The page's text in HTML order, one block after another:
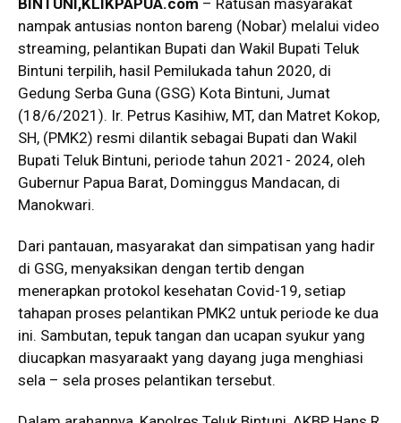
BINTUNI,KLIKPAPUA.com – Ratusan masyarakat
nampak antusias nonton bareng (Nobar) melalui video
streaming, pelantikan Bupati dan Wakil Bupati Teluk
Bintuni terpilih, hasil Pemilukada tahun 2020, di
Gedung Serba Guna (GSG) Kota Bintuni, Jumat
(18/6/2021). Ir. Petrus Kasihiw, MT, dan Matret Kokop,
SH, (PMK2) resmi dilantik sebagai Bupati dan Wakil
Bupati Teluk Bintuni, periode tahun 2021- 2024, oleh
Gubernur Papua Barat, Dominggus Mandacan, di
Manokwari.
Dari pantauan, masyarakat dan simpatisan yang hadir
di GSG, menyaksikan dengan tertib dengan
menerapkan protokol kesehatan Covid-19, setiap
tahapan proses pelantikan PMK2 untuk periode ke dua
ini. Sambutan, tepuk tangan dan ucapan syukur yang
diucapkan masyaraakt yang dayang juga menghiasi
sela – sela proses pelantikan tersebut.